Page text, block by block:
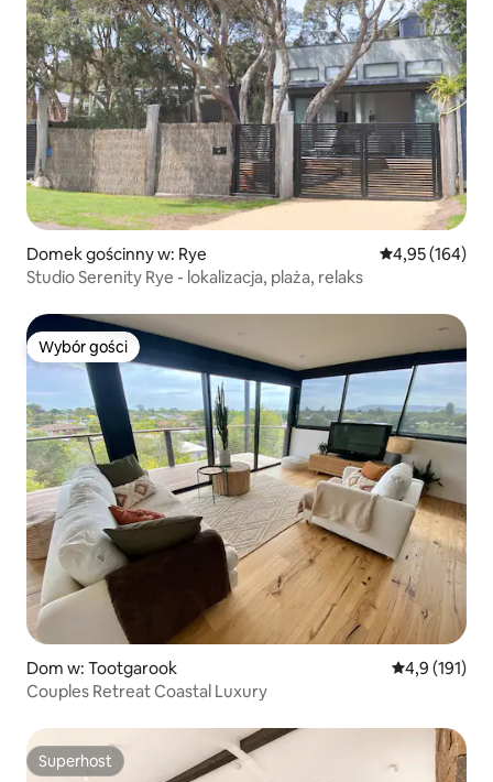
Domek gościnny w: Rye Średnia
4,95 (164)
Studio Serenity Rye - lokalizacja, plaża, relaks
Wybór gości
Wybór gości
Dom w: Tootgarook Średnia
4,9 (191)
Couples Retreat Coastal Luxury
Superhost
Superhost